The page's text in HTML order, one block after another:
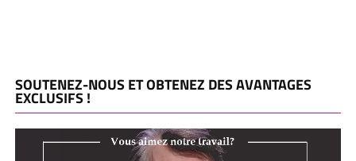
SOUTENEZ-NOUS ET OBTENEZ DES AVANTAGES
EXCLUSIFS !